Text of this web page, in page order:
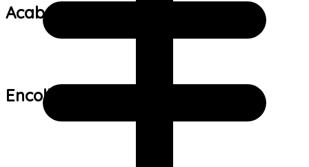
Acabamento:
Encolhimento: